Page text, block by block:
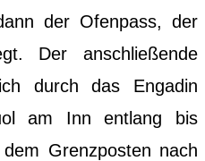
der Ofenpass, der
Der anschließende
durch das Engadin
am Inn entlang bis
Grenzposten nach